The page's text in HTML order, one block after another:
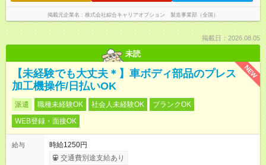
掲載元企業名 株式会社綜合キャリアオプション 製造事業部（全国）
掲載日：2026.08.05
未読
NEW
【未経験でも大丈夫＊】車ボディ部品のプレス
加工機操作/日払いOK
派遣 職種未経験OK 社会人未経験OK
ブランクOK
WEB登録・面接OK
給与
時給1250円
交通費別途支給あり